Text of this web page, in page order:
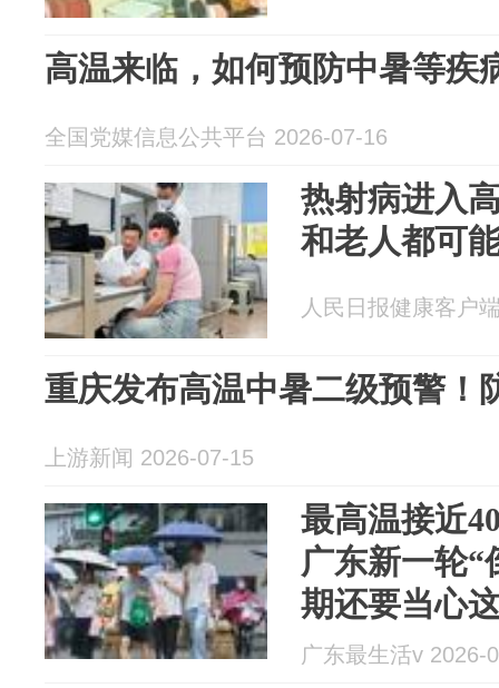
高温来临，如何预防中暑等疾
全国党媒信息公共平台 2026-07-16
热射病进入
和老人都可
人民日报健康客户
重庆发布高温中暑二级预警！
上游新闻 2026-07-15
最高温接近
广东新一轮“
期还要当心
广东最生活v 2026-